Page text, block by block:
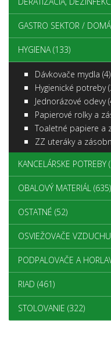
GASTRO SEKTOR /
HYGIENA(133)
Dávkovače mydla (4)
Hygienické potreby
Jednorázové odevy
Papierové rolky a
Toaletné papiere a
ZZ uteráky a
KANCELÁRSKE POTREBY
OBALOVÝ MATERIÁL (635)
OSTATNÉ (52)
OSVIEŽOVAČE VZDUCHU
PODPALOVAČE A
RIAD (461)
STOLOVANIE (322)